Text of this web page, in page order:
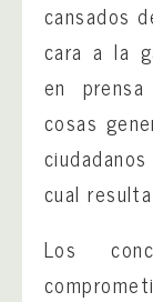
cansados
cara a la
en
cosas
cual
Los